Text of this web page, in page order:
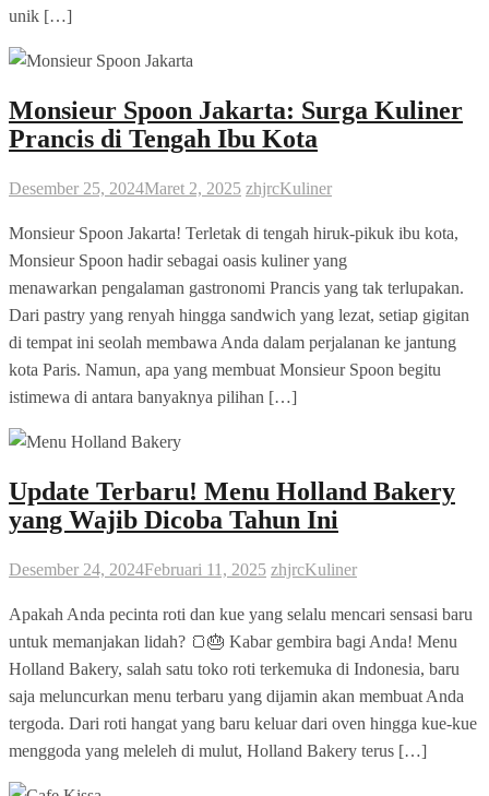
unik […]
Monsieur Spoon Jakarta: Surga Kuliner
Prancis di Tengah Ibu Kota
Desember 25, 2024Maret 2, 2025 zhjrcKuliner
Monsieur Spoon Jakarta! Terletak di tengah hiruk-pikuk ibu kota,
Monsieur Spoon hadir sebagai oasis kuliner yang
menawarkan pengalaman gastronomi Prancis yang tak terlupakan.
Dari pastry yang renyah hingga sandwich yang lezat, setiap gigitan
di tempat ini seolah membawa Anda dalam perjalanan ke jantung
kota Paris. Namun, apa yang membuat Monsieur Spoon begitu
istimewa di antara banyaknya pilihan […]
Update Terbaru! Menu Holland Bakery
yang Wajib Dicoba Tahun Ini
Desember 24, 2024Februari 11, 2025 zhjrcKuliner
Apakah Anda pecinta roti dan kue yang selalu mencari sensasi baru
untuk memanjakan lidah? 🍞🎂 Kabar gembira bagi Anda! Menu
Holland Bakery, salah satu toko roti terkemuka di Indonesia, baru
saja meluncurkan menu terbaru yang dijamin akan membuat Anda
tergoda. Dari roti hangat yang baru keluar dari oven hingga kue-kue
menggoda yang meleleh di mulut, Holland Bakery terus […]